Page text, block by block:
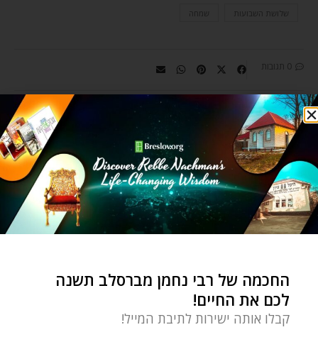
שלושת השבועות שמחה
0 תגובות
Ozer Bergman is an editor for the
Breslov Research Institute, a
spiritual coach, and author of
Where Earth and Heaven Kiss: A
החכמה של רבי נחמן מברסלב תשנה
לכם את החיים!
קבלו אותה ישירות לתיבת המייל!